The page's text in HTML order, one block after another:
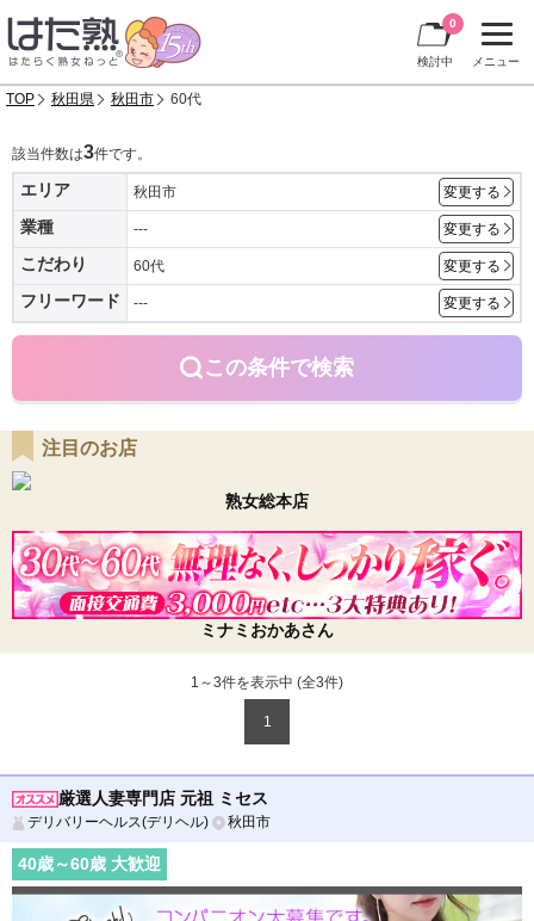
メニュー
検討中
0
TOP 秋田県 秋田市 60代
該当件数は3件です。
エリア 秋田市 変更する
業種 --- 変更する
こだわり 60代 変更する
フリーワード --- 変更する
この条件で検索
注目のお店
熟女総本店
ミナミおかあさん
1～3件を表示中 (全3件)
1
厳選人妻専門店 元祖 ミセス
デリバリーヘルス(デリヘル) 秋田市
40歳～60歳 大歓迎